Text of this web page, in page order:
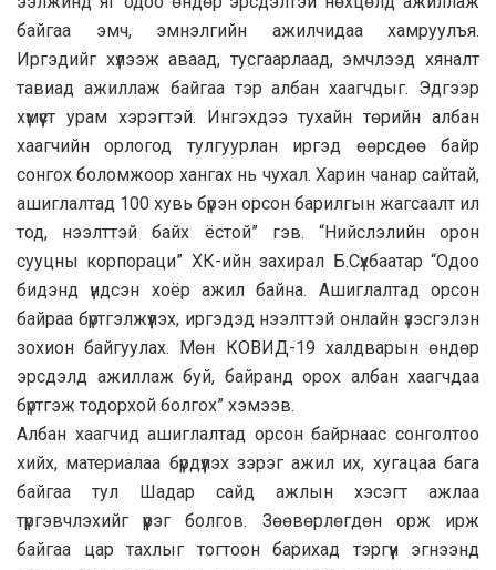
байгаа эмч, эмнэлгийн ажилчидаа хамруулъя.
Иргэдийг хүлээж аваад, тусгаарлаад, эмчлээд хяналт
тавиад ажиллаж байгаа тэр албан хаагчдыг. Эдгээр
хүмүүст урам хэрэгтэй. Ингэхдээ тухайн төрийн албан
хаагчийн орлогод тулгуурлан иргэд өөрсдөө байр
сонгох боломжоор хангах нь чухал. Харин чанар сайтай,
ашиглалтад 100 хувь бүрэн орсон барилгын жагсаалт ил
тод, нээлттэй байх ёстой” гэв. “Нийслэлийн орон
сууцны корпораци” ХК-ийн захирал Б.Сүхбаатар “Одоо
бидэнд үндсэн хоёр ажил байна. Ашиглалтад орсон
байраа бүртгэлжүүлэх, иргэдэд нээлттэй онлайн үзэсгэлэн
зохион байгуулах. Мөн КОВИД-19 халдварын өндөр
эрсдэлд ажиллаж буй, байранд орох албан хаагчдаа
бүртгэж тодорхой болгох” хэмээв.
Албан хаагчид ашиглалтад орсон байрнаас сонголтоо
хийх, материалаа бүрдүүлэх зэрэг ажил их, хугацаа бага
байгаа тул Шадар сайд ажлын хэсэгт ажлаа
түргэвчлэхийг үүрэг болгов. Зөөвөрлөгдөн орж ирж
байгаа цар тахлыг тогтоон барихад тэргүүн эгнээнд